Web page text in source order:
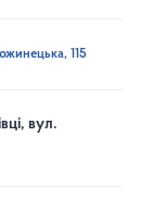
115
вул.